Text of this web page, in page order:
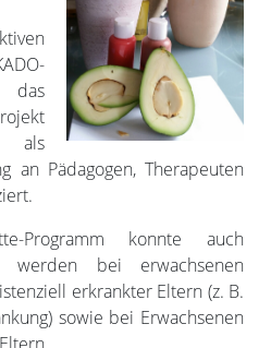
das
als
an Pädagogen, Therapeuten
Programm konnte auch
werden bei erwachsenen
erkrankter Eltern (z. B.
sowie bei Erwachsenen